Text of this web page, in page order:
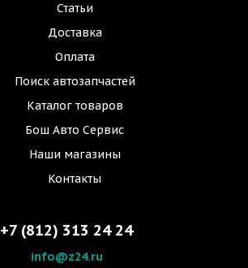
Статьи
Доставка
Оплата
Поиск автозапчастей
Каталог товаров
Бош Авто Сервис
Наши магазины
Контакты
+7 (812) 313 24 24
info@z24.ru